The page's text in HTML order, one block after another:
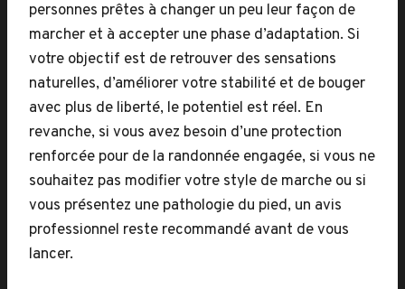
personnes prêtes à changer un peu leur façon de
marcher et à accepter une phase d’adaptation. Si
votre objectif est de retrouver des sensations
naturelles, d’améliorer votre stabilité et de bouger
avec plus de liberté, le potentiel est réel. En
revanche, si vous avez besoin d’une protection
renforcée pour de la randonnée engagée, si vous ne
souhaitez pas modifier votre style de marche ou si
vous présentez une pathologie du pied, un avis
professionnel reste recommandé avant de vous
lancer.